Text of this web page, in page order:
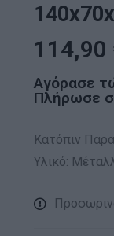
114,90
Αγόρασε
Πλήρωσε
Κατόπιν
Υλικό: